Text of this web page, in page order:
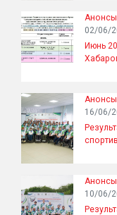
Анонсы
02/06/
Июнь
Анонсы
16/06/
Анонсы
10/06/